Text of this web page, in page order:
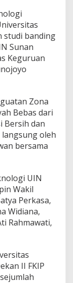
studi banding
Sunan
Keguruan
Zona
Bebas dari
Bersih dan
langsung oleh
bersama
UIN
Wakil
Perkasa,
Widiana,
Rahmawati,
II FKIP